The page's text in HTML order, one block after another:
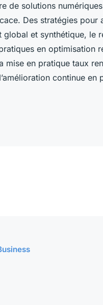
de solutions
Des stratégies pour
et synthétique, le
en optimisation
en pratique taux
continue en